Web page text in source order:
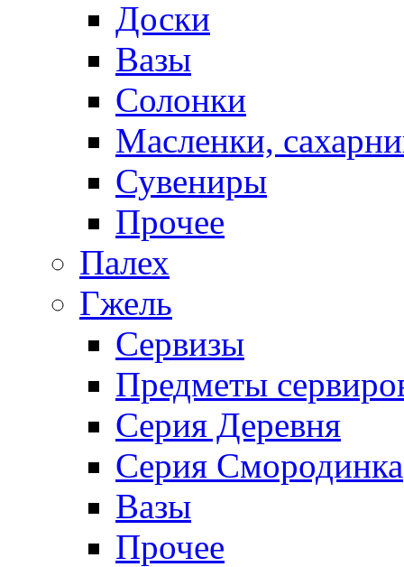
Доски
Вазы
Солонки
Масленки,
Сувениры
Прочее
Палех
Гжель
Сервизы
Предметы
Серия Деревня
Серия Смородинка
Вазы
Прочее